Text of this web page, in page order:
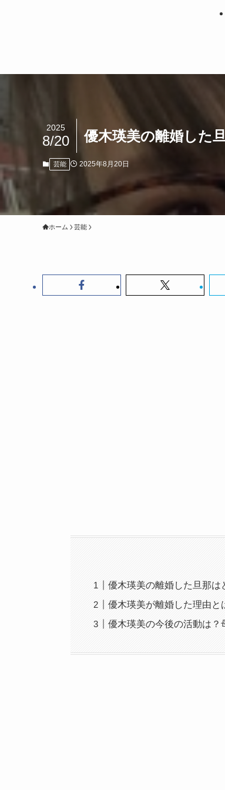
優木瑛美の離婚した
2025
8/20
芸能 2025年8月20日
ホーム 芸能
優木瑛美の離婚した旦那は
優木瑛美が離婚した理由と
優木瑛美の今後の活動は？